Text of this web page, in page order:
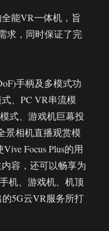
全能VR一体机，旨
求，同时保证了完
手柄及多模式功
、PC VR串流模
式、游戏机巨幕投
景相机直播观赏模
Focus Plus的用
容，还可以畅享为
机、游戏机、机顶
5G云VR服务所打